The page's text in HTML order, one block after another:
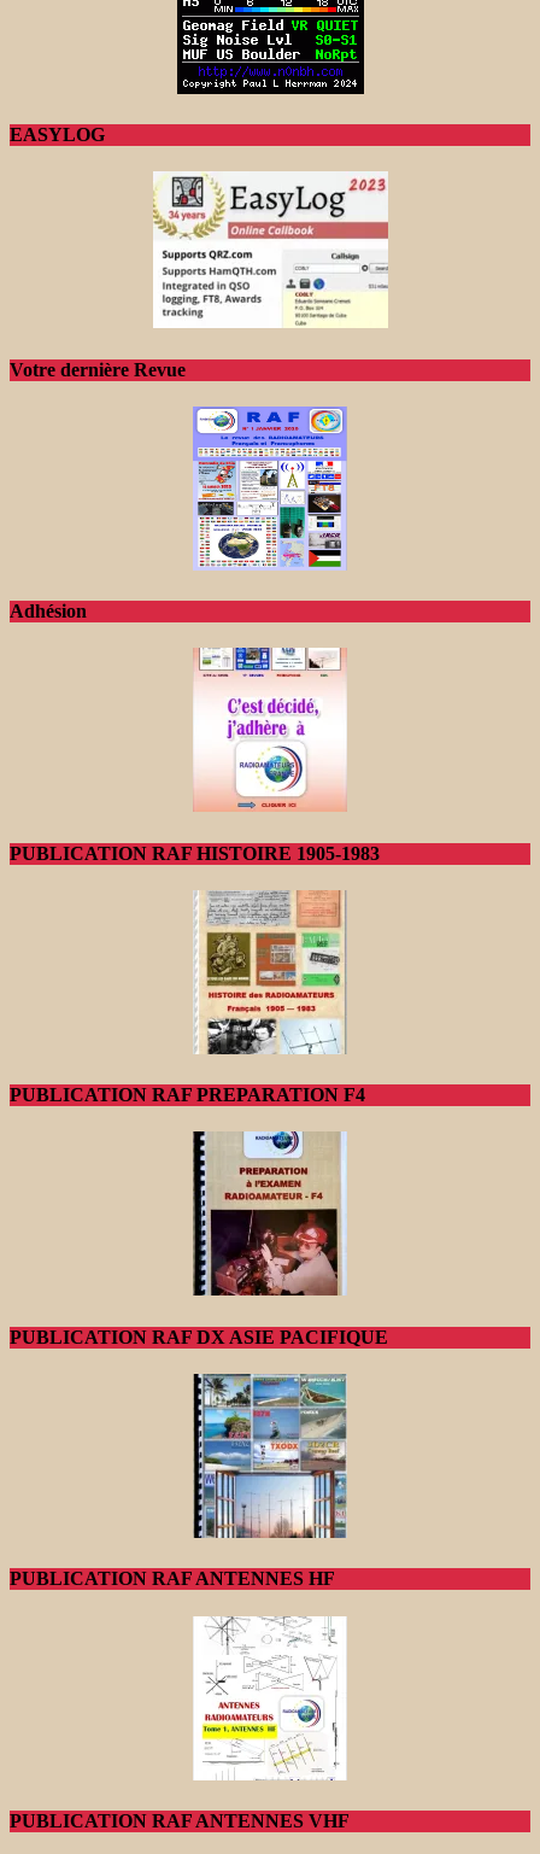
EASYLOG
Votre dernière Revue
Adhésion
PUBLICATION RAF HISTOIRE 1905-1983
PUBLICATION RAF PREPARATION F4
PUBLICATION RAF DX ASIE PACIFIQUE
PUBLICATION RAF ANTENNES HF
PUBLICATION RAF ANTENNES VHF